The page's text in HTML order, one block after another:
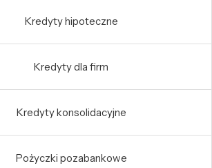
Kredyty hipoteczne
Kredyty dla firm
Kredyty konsolidacyjne
Pożyczki pozabankowe